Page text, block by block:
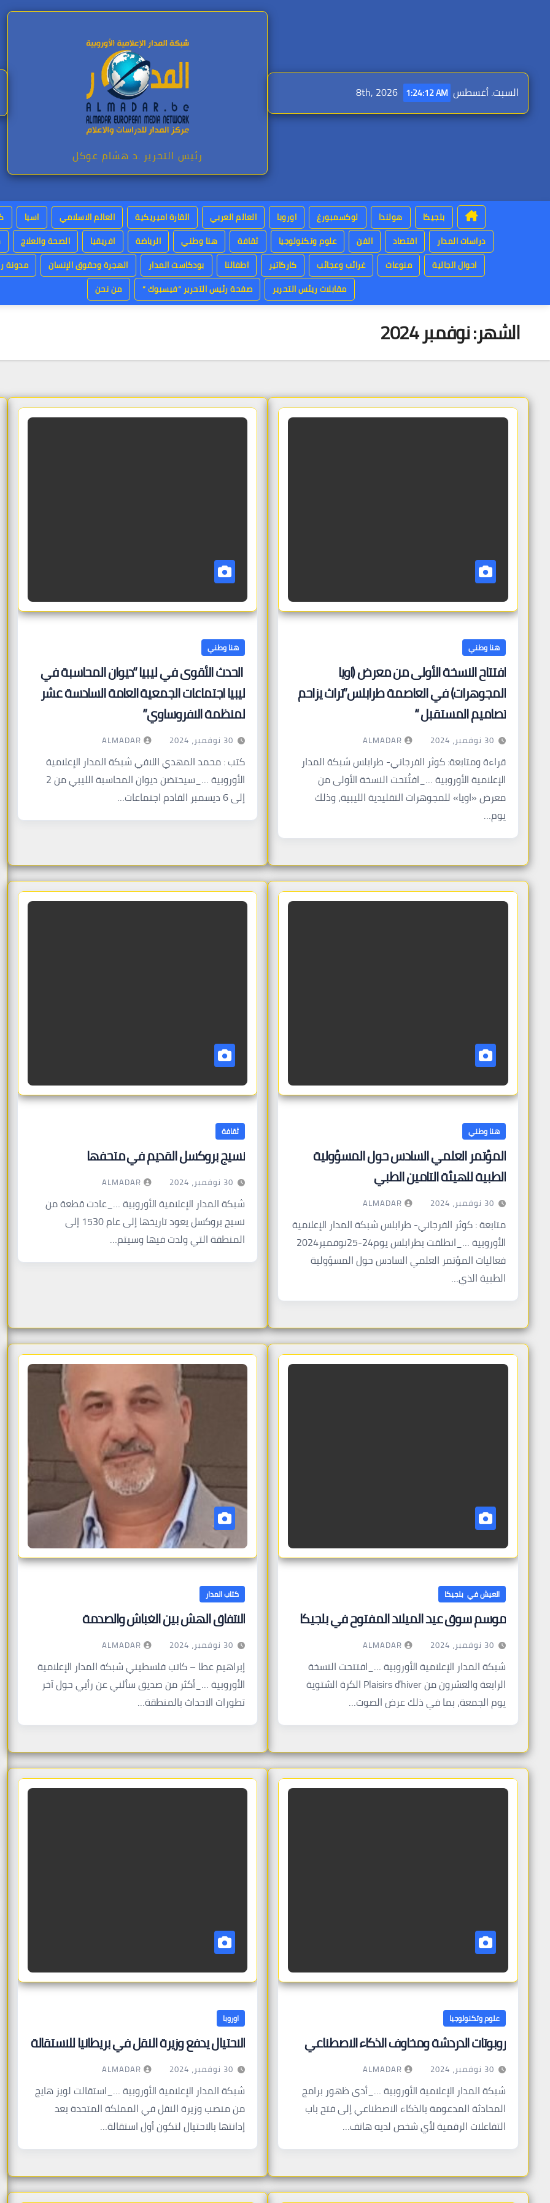
السبت. أغسطس 8th, 2026 1:24:13 AM
رئيس التحرير .د هشام عوكل
بلجيكا هولندا لوكسمبورغ اوروبا العالم العربي القارة اميريكية العالم الاسلامي اسيا
دراسات المدار
اقتصاد الفن علوم وتكنولوجيا ثقافة هنا وطني الرياضة افريقيا الصحة والعلاج
احوال الجالية
منوعات غرائب وعجائب كاركاتير اطفالنا بودكاست المدار الهجرة وحقوق الإنسان
مدونة
مقابلات ريئس التحرير
صفحة رئيس التحرير “فيسبوك “ من نحن
الشهر:نوفمبر 2024
هنا وطني
افتتاح النسخة الأولى من معرض (اويا
المجوهرات) في العاصمة طرابلس”تراث يزاحم
تصاميم المستقبل “
30 نوفمبر، 2024 ALMADAR
قراءة ومتابعة: كوثر الفرجاني- طرابلس شبكة المدار
الإعلامية الأوروبية …_افتُتحت النسخة الأولى من
معرض «اويا» للمجوهرات التقليدية الليبية، وذلك
يوم…
هنا وطني
الحدث الأقوى في ليبيا “ديوان المحاسبة في
ليبيا اجتماعات الجمعية العامة السادسة عشر
لمنظمة الافروساوي”
30 نوفمبر، 2024 ALMADAR
كتب : محمد المهدي اللافي شبكة المدار الإعلامية
الأوروبية …_سيحتضن ديوان المحاسبة الليبي من 2
إلى 6 ديسمبر القادم اجتماعات…
هنا وطني
المؤتمر العلمي السادس حول المسؤولية
الطبية للهيئة التامين الطبي
30 نوفمبر، 2024 ALMADAR
متابعة : كوثر الفرجاني- طرابلس شبكة المدار الإعلامية
الأوروبية …_انطلقت بطرابلس يوم24-25نوفمبر2024
فعاليات المؤتمر العلمي السادس حول المسؤولية
الطبية الذي…
ثقافة
نسيج بروكسل القديم في متحفها
30 نوفمبر، 2024 ALMADAR
شبكة المدار الإعلامية الأوروبية …_عادت قطعة من
نسيج بروكسل يعود تاريخها إلى عام 1530 إلى
المنطقة التي ولدت فيها وسيتم…
العيش في بلجيكا
موسم سوق عيد الميلاد المفتوح في بلجيكا
30 نوفمبر، 2024 ALMADAR
شبكة المدار الإعلامية الأوروبية …_افتتحت النسخة
الرابعة والعشرون من Plaisirs d’hiver الكرة الشتوية
يوم الجمعة، بما في ذلك عرض الصوت…
كتاب المدار
الاتفاق الهش بين الغباش والصدمة
30 نوفمبر، 2024 ALMADAR
إبراهيم عطا – كاتب فلسطيني شبكة المدار الإعلامية
الأوروبية …_أكثر من صديق سألني عن رأيي حول آخر
تطورات الاحداث بالمنطقة…
علوم وتكنولوجيا
روبوتات الدردشة ومخاوف الذكاء الاصطناعي
30 نوفمبر، 2024 ALMADAR
شبكة المدار الإعلامية الأوروبية …_أدى ظهور برامج
المحادثة المدعومة بالذكاء الاصطناعي إلى فتح باب
التفاعلات الرقمية لأي شخص لديه هاتف…
اوروبا
الاحتيال يدفع وزيرة النقل في بريطانيا للاستقالة
30 نوفمبر، 2024 ALMADAR
شبكة المدار الإعلامية الأوروبية …_استقالت لويز هايج
من منصب وزيرة النقل في المملكة المتحدة بعد
إدانتها بالاحتيال لتكون أول استقالة…